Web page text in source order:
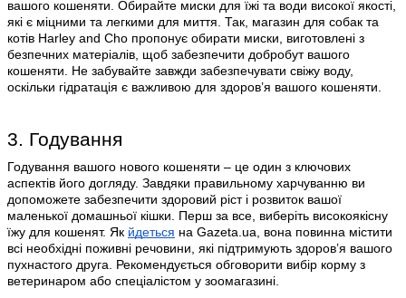
вашого кошеняти. Обирайте миски для їжі та води високої якості,
які є міцними та легкими для миття. Так, магазин для собак та
котів Harley and Cho пропонує обирати миски, виготовлені з
безпечних матеріалів, щоб забезпечити добробут вашого
кошеняти. Не забувайте завжди забезпечувати свіжу воду,
оскільки гідратація є важливою для здоров’я вашого кошеняти.
3. Годування
Годування вашого нового кошеняти – це один з ключових
аспектів його догляду. Завдяки правильному харчуванню ви
допоможете забезпечити здоровий ріст і розвиток вашої
маленької домашньої кішки. Перш за все, виберіть високоякісну
їжу для кошенят. Як йдеться на Gazeta.ua, вона повинна містити
всі необхідні поживні речовини, які підтримують здоров’я вашого
пухнастого друга. Рекомендується обговорити вибір корму з
ветеринаром або спеціалістом у зоомагазині.